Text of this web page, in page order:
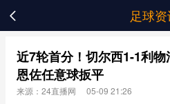
 足球
近7轮首分！切尔西1-1利
恩佐任意球扳平
来源：24直播网 05-09 21:26